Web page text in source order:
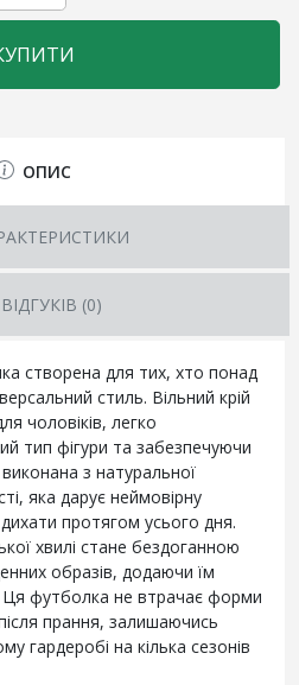
ОПИС
ВІДГУКІВ (0)
створена для тих, хто понад
стиль. Вільний крій
чоловіків, легко
тип фігури та забезпечуючи
з натуральної
яка дарує неймовірну
дихати протягом усього дня.
хвилі стане бездоганною
образів, додаючи їм
Ця футболка не втрачає форми
прання, залишаючись
гардеробі на кілька сезонів